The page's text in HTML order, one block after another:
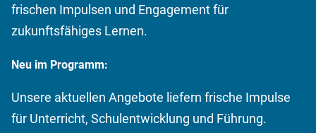
frischen Impulsen und Engagement für
zukunftsfähiges Lernen.
Neu im Programm:
Unsere aktuellen Angebote liefern frische Impulse
für Unterricht, Schulentwicklung und Führung.